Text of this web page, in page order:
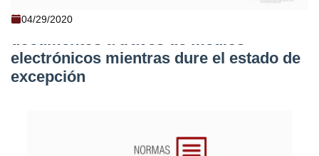
04/29/2020
SRI - Reglamentación para recepción de
documentos a través de medios
electrónicos mientras dure el estado de
excepción